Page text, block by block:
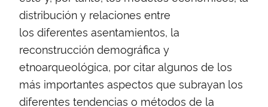
distribución y relaciones entre
los diferentes asentamientos, la
reconstrucción demográfica y
etnoarqueológica, por citar algunos de los
más importantes aspectos que subrayan los
diferentes tendencias o métodos de la